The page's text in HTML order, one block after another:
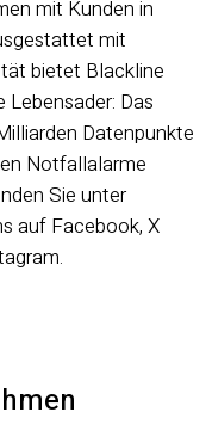
mit Kunden in
mit
bietet Blackline
Das
Datenpunkte
Notfallalarme
Sie unter
auf Facebook, X